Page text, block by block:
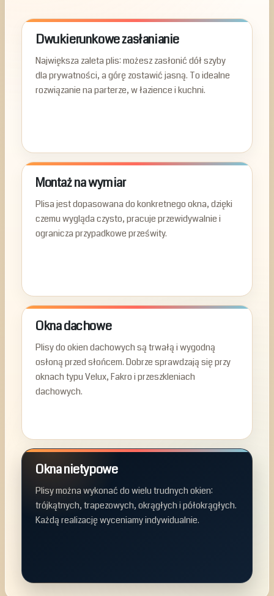
Dwukierunkowe zasłanianie
Największa zaleta plis: możesz zasłonić dół szyby
dla prywatności, a górę zostawić jasną. To idealne
rozwiązanie na parterze, w łazience i kuchni.
Montaż na wymiar
Plisa jest dopasowana do konkretnego okna, dzięki
czemu wygląda czysto, pracuje przewidywalnie i
ogranicza przypadkowe prześwity.
Okna dachowe
Plisy do okien dachowych są trwałą i wygodną
osłoną przed słońcem. Dobrze sprawdzają się przy
oknach typu Velux, Fakro i przeszkleniach
dachowych.
Okna nietypowe
Plisy można wykonać do wielu trudnych okien:
trójkątnych, trapezowych, okrągłych i półokrągłych.
Każdą realizację wyceniamy indywidualnie.